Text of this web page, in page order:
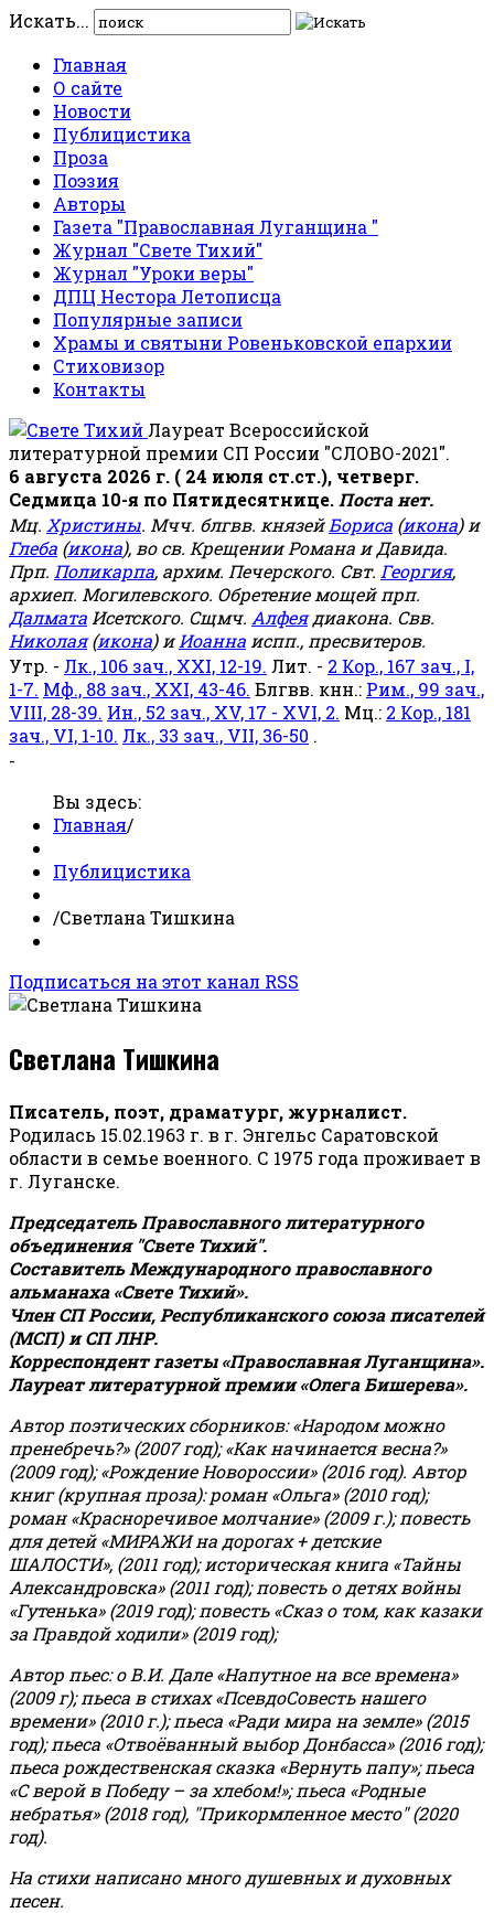
Искать...
Главная
О сайте
Новости
Публицистика
Проза
Поэзия
Авторы
Газета "Православная Луганщина "
Журнал "Свете Тихий"
Журнал "Уроки веры"
ДПЦ Нестора Летописца
Популярные записи
Храмы и святыни Ровеньковской епархии
Стиховизор
Контакты
Лауреат Всероссийской
литературной премии СП России "СЛОВО-2021".
6 августа 2026 г. ( 24 июля ст.ст.), четверг.
Седмица 10-я по Пятидесятнице. Поста нет.
Мц. Христины. Мчч. блгвв. князейБориса (икона) и
Глеба (икона), во св. Крещении Романа и Давида.
Прп. Поликарпа, архим. Печерского. Свт. Георгия,
архиеп. Могилевского. Обретение мощей прп.
Далмата Исетского. Сщмч. Алфеядиакона. Свв.
Николая(икона) иИоанна испп., пресвитеров.
Утр. - Лк., 106 зач., XXI, 12-19. Лит. - 2 Кор., 167 зач., I,
1-7. Мф., 88 зач., XXI, 43-46. Блгвв. кнн.: Рим., 99 зач.,
VIII, 28-39. Ин., 52 зач., XV, 17 - XVI, 2. Мц.: 2 Кор., 181
зач., VI, 1-10. Лк., 33 зач., VII, 36-50 .
-
Вы здесь:
Главная/
Публицистика
/Светлана Тишкина
Подписаться на этот канал RSS
Светлана Тишкина
Писатель, поэт, драматург, журналист.
Родилась 15.02.1963 г. в г. Энгельс Саратовской
области в семье военного. С 1975 года проживает в
г. Луганске.
Председатель Православного литературного
объединения "Свете Тихий".
Составитель Международного православного
альманаха «Свете Тихий».
Член СП России, Республиканского союза писателей
(МСП) и СП ЛНР.
Корреспондент газеты «Православная Луганщина».
Лауреат литературной премии «Олега Бишерева».
Автор поэтических сборников: «Народом можно
пренебречь?» (2007 год); «Как начинается весна?»
(2009 год); «Рождение Новороссии» (2016 год). Автор
книг (крупная проза): роман «Ольга» (2010 год);
роман «Красноречивое молчание» (2009 г.); повесть
для детей «МИРАЖИ на дорогах + детские
ШАЛОСТИ», (2011 год); историческая книга «Тайны
Александровска» (2011 год); повесть о детях войны
«Гутенька» (2019 год); повесть «Сказ о том, как казаки
за Правдой ходили» (2019 год);
Автор пьес: о В.И. Дале «Напутное на все времена»
(2009 г); пьеса в стихах «ПсевдоСовесть нашего
времени» (2010 г.); пьеса «Ради мира на земле» (2015
год); пьеса «Отвоёванный выбор Донбасса» (2016 год);
пьеса рождественская сказка «Вернуть папу»; пьеса
«С верой в Победу – за хлебом!»;пьеса «Родные
небратья» (2018 год), "Прикормленное место" (2020
год).
На стихи написано много душевных и духовных
песен.